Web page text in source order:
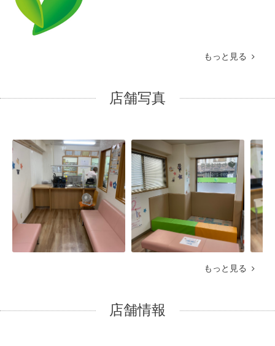
もっと見る
店舗写真
もっと見る
店舗情報